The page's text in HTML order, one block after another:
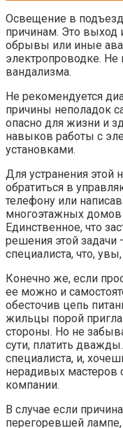
Освещение в
причинам. Это выход
обрывы или иные
электропроводке.
вандализма.
Не рекомендуется
причины неполадок
опасно для жизни и
навыков работы с
установками.
Для устранения этой
обратиться в
телефону или
многоэтажных домов
Единственное, что
решения этой задачи
специалиста, что,
Конечно же, если
ее можно и
обесточив цепь
жильцы порой
стороны. Но не
сути, платить
специалиста, и,
нерадивых мастеров
компании.
В случае если
перегоревшей лампе,